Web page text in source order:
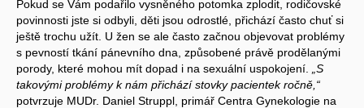
Pokud se Vám podařilo vysněného potomka zplodit, rodičovské
povinnosti jste si odbyli, děti jsou odrostlé, přichází často chuť si
ještě trochu užít. U žen se ale často začnou objevovat problémy
s pevností tkání pánevního dna, způsobené právě prodělanými
porody, které mohou mít dopad i na sexuální uspokojení.
„S
takovými problémy k nám přichází stovky pacientek ročně,“
potvrzuje MUDr. Daniel Struppl, primář Centra Gynekologie na